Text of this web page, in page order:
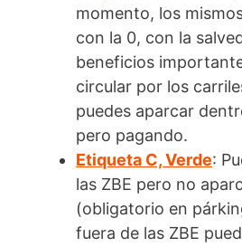
momento, los
con la 0, con la
beneficios
circular por los
puedes aparcar
pero pagando.
Etiqueta C, Verde:
las ZBE pero no
(obligatorio en
fuera de las ZBE